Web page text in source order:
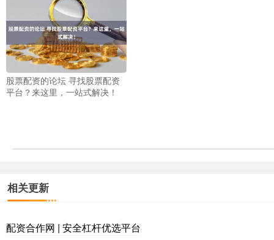
股票配资的论坛 寻找股票配资
平台？来这里，一站式解决！
相关更新
配资合作网 | 安全杠杆优选平台